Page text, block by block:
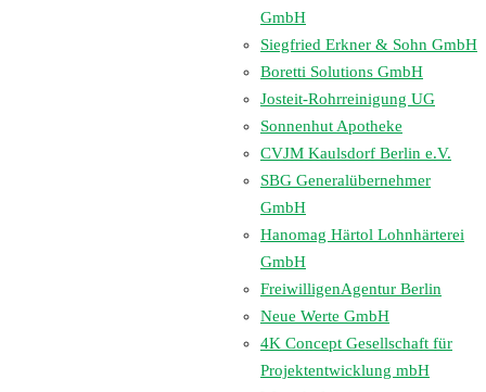
GmbH
Siegfried Erkner & Sohn GmbH
Boretti Solutions GmbH
Josteit-Rohrreinigung UG
Sonnenhut Apotheke
CVJM Kaulsdorf Berlin e.V.
SBG Generalübernehmer
GmbH
Hanomag Härtol Lohnhärterei
GmbH
FreiwilligenAgentur Berlin
Neue Werte GmbH
4K Concept Gesellschaft für
Projektentwicklung mbH